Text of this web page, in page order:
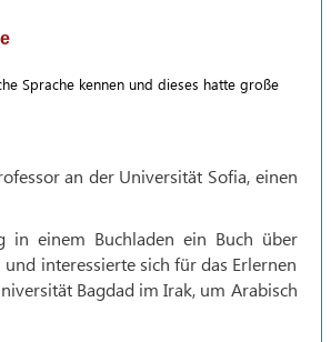
Sprache kennen und dieses hatte große
an der Universität Sofia, einen
in einem Buchladen ein Buch über
interessierte sich für das Erlernen
Bagdad im Irak, um Arabisch